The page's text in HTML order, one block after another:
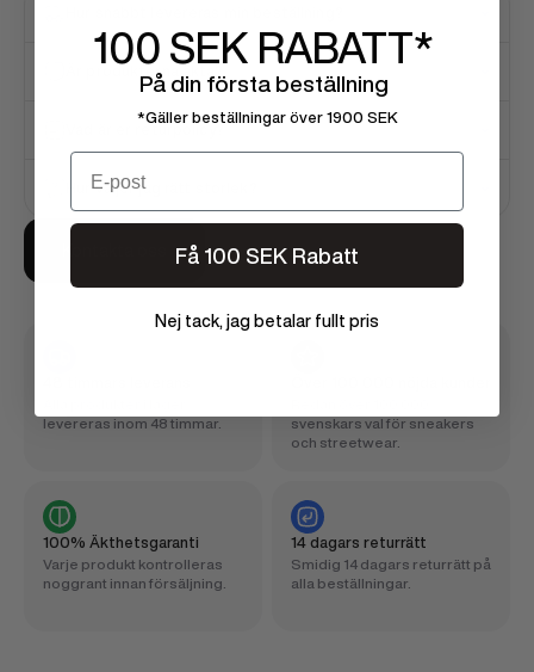
levereras inom 48 timmar.
svenskars val för sneakers
och streetwear.
100% Äkthetsgaranti
Varje produkt kontrolleras
noggrant innan försäljning.
14 dagars returrätt
Smidig 14 dagars returrätt på
alla beställningar.
Är produkterna äkta?
Hur väljer jag rätt storlek?
100 SEK RABATT*
På din första beställning
*Gäller beställningar över 1900 SEK
Email
Få 100 SEK Rabatt
Nej tack, jag betalar fullt pris